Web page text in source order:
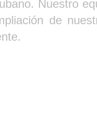
Nuestro
de